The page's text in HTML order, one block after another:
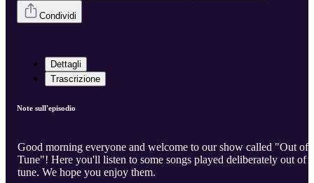
Condividi
Dettagli
Trascrizione
Note sull'episodio
Good morning everyone and welcome to our show called "Out of
Tune"! Here you'll listen to some songs played deliberately out of
tune. We hope you enjoy them.